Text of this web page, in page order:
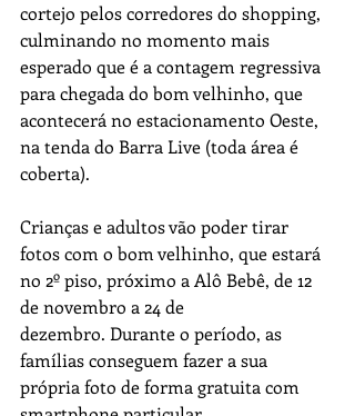
cortejo pelos corredores do shopping,
culminando no momento mais
esperado que é a contagem regressiva
para chegada do bom velhinho, que
acontecerá no estacionamento Oeste,
na tenda do Barra Live (toda área é
coberta).
Crianças e adultos vão poder tirar
fotos com o bom velhinho, que estará
no 2º piso, próximo a Alô Bebê, de 12
de novembro a 24 de
dezembro. Durante o período, as
famílias conseguem fazer a sua
própria foto de forma gratuita com